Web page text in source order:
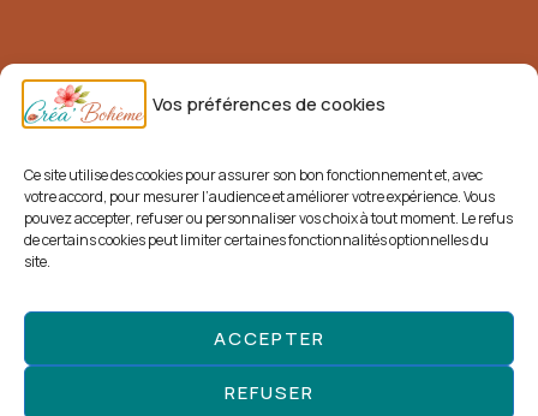
Vos préférences de cookies
Ce site utilise des cookies pour assurer son bon fonctionnement et, avec
votre accord, pour mesurer l’audience et améliorer votre expérience. Vous
pouvez accepter, refuser ou personnaliser vos choix à tout moment. Le refus
de certains cookies peut limiter certaines fonctionnalités optionnelles du
site.
ACCEPTER
REFUSER
Mentions légales
Conditions générales de vente (CGV)
Livraisons et retours
Politique de confidentialité
Politique de cookies
Facebook Pinterest